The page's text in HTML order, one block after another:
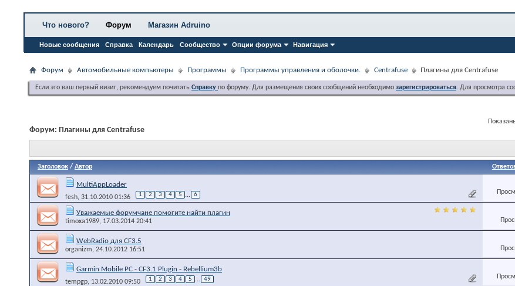
Что нового? Форум
Новые сообщения Справка Календарь Сообщество Опции форума Навигация
Магазин Adruino
Форум Автомобильные компьютеры Программы Программы управления и оболочки. Centrafuse Плагины для Centrafuse
Если это ваш первый визит, рекомендуем почитать Справку по форуму. Для размещения своих сообщений необходимо зарегистрироваться. Для просмотра
Форум: Плагины для Centrafuse
Заголовок / Автор
MultiAppLoader
fesh, 31.10.2010 01:36 1 2 3 4 5 ... 6
Уважаемые форумчане помогите найти плагин
timoxa1989, 17.03.2014 20:41
WebRadio для CF3.5
organizm, 24.10.2012 16:51
Garmin Mobile PC - CF3.1 Plugin - Rebellium3b
tempgp, 13.02.2010 09:50 1 2 3 4 5 ... 49